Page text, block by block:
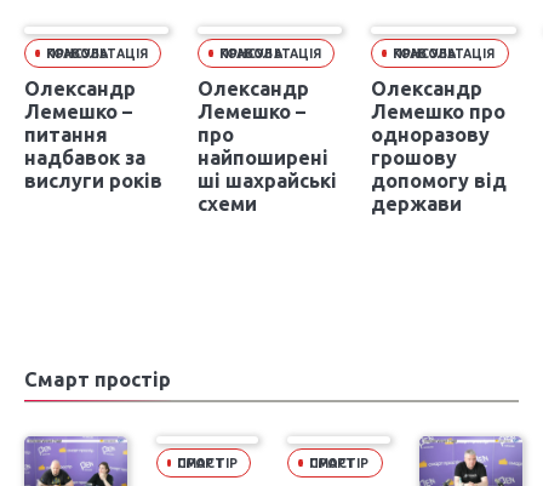
ПРАВОВА КОНСУЛЬТАЦІЯ
Олександр
Лемешко –
питання
надбавок за
вислуги років
ПРАВОВА КОНСУЛЬТАЦІЯ
Олександр
Лемешко –
про
найпоширені
ші шахрайські
схеми
ПРАВОВА КОНСУЛЬТАЦІЯ
Олександр
Лемешко про
одноразову
грошову
допомогу від
держави
Смарт простір
СМАРТ ПРОСТІР СМАРТ ПРОСТІР